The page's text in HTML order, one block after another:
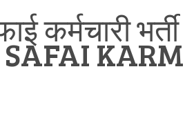
कर्मचारी